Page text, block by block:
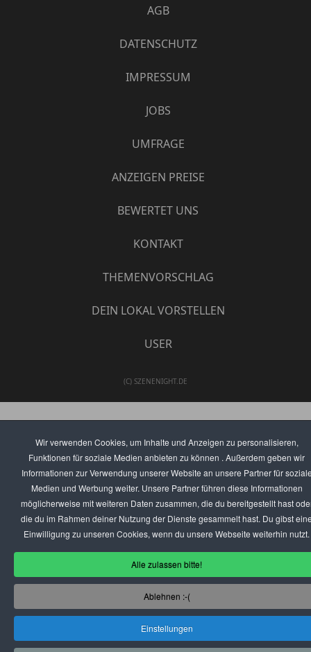
Wir verwenden Cookies, um Inhalte und Anzeigen zu personalisieren,
Funktionen für soziale Medien anbieten zu können . Außerdem geben wir
Informationen zur Verwendung unserer Website an unsere Partner für
Medien und Werbung weiter. Unsere Partner führen diese Informationen
möglicherweise mit weiteren Daten zusammen, die du bereitgestellt hast
die du im Rahmen deiner Nutzung der Dienste gesammelt hast. Du gibst
Einwilligung zu unseren Cookies, wenn du unsere Webseite weiterhin nutzt.
Alle zulassen bitte!
Ablehnen :-(
Einstellungen
AGB
DATENSCHUTZ
IMPRESSUM
JOBS
UMFRAGE
ANZEIGEN PREISE
BEWERTET UNS
KONTAKT
THEMENVORSCHLAG
DEIN LOKAL VORSTELLEN
USER
(C) SZENENIGHT.DE